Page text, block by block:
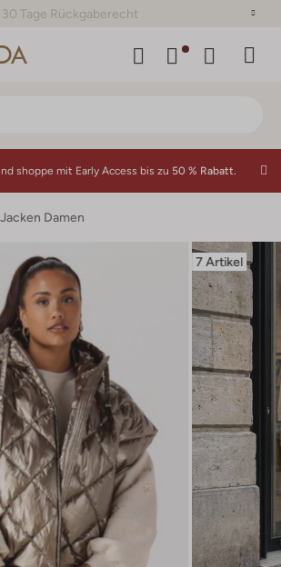
30 Tage Rückgaberecht
shoppe mit Early Access bis zu 50 % Rabatt.
Jacken Damen
7 Artikel